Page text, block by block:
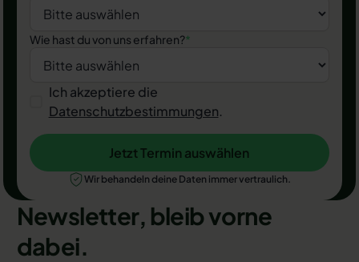
Wie hast du von uns erfahren?*
Ich akzeptiere die
Datenschutzbestimmungen.
Jetzt Termin auswählen
Jetzt Termin auswählen
Wir behandeln deine Daten immer vertraulich.
Newsletter, bleib vorne
dabei.